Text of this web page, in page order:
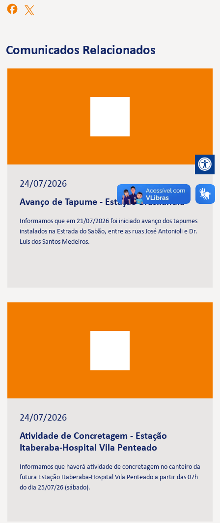
Comunicados Relacionados
24/07/2026
Avanço de Tapume - Estação Brasilândia
Informamos que em 21/07/2026 foi iniciado avanço dos tapumes
instalados na Estrada do Sabão, entre as ruas José Antonioli e Dr.
Luís dos Santos Medeiros.
24/07/2026
Atividade de Concretagem - Estação
Itaberaba-Hospital Vila Penteado
Informamos que haverá atividade de concretagem no canteiro da
futura Estação Itaberaba-Hospital Vila Penteado a partir das 07h
do dia 25/07/26 (sábado).